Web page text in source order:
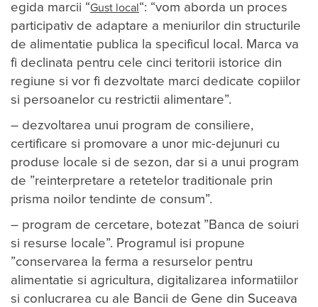
egida marcii “Gust local “: “vom aborda un proces
participativ de adaptare a meniurilor din structurile
de alimentatie publica la specificul local. Marca va
fi declinata pentru cele cinci teritorii istorice din
regiune si vor fi dezvoltate marci dedicate copiilor
si persoanelor cu restrictii alimentare”.
– dezvoltarea unui program de consiliere,
certificare si promovare a unor mic-dejunuri cu
produse locale si de sezon, dar si a unui program
de ”reinterpretare a retetelor traditionale prin
prisma noilor tendinte de consum”.
– program de cercetare, botezat ”Banca de soiuri
si resurse locale”. Programul isi propune
”conservarea la ferma a resurselor pentru
alimentatie si agricultura, digitalizarea informatiilor
si conlucrarea cu ale Bancii de Gene din Suceava